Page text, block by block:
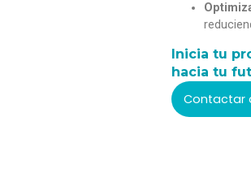
Inicia tu
hacia tu
Contactar